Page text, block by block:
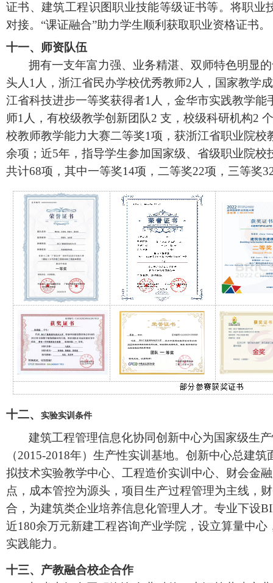
证书、建筑工程识图职业技能等级证书等。将职业
对接。 “课证融合”助力学生顺利获取职业资格证书。
十一、 师资队伍
拥有一支年富力强、业务精湛、双师特色明显
头人1人， 浙江省民办学校优秀教师2人， 国家教学
江省科技进步一等奖获得者1人，金华市实践教学能
师1人， 有校级教学创新团队2 支，校级科研机构2
校教师教学能力大赛二等奖1项， 获浙江省职业院校
余项；近5年，指导学生参加国家级、省级职业院校
共计68项，其中一等奖14项，二等奖22项，三等奖
十二、 实验实训条件
建筑工程管理信息化协同创新中心为国家级生
（2015-2018年）生产性实训基地。创新中心总建筑
拟技术实验教学中心、工程造价实训中心、财会金
点，成本管控为源头，项目生产过程管理为主线，
合，为建筑类企业培养信息化管理人才。 专业下设
近180余万元新建工程咨询产业学院，设立算量中心
实践能力 。
十三、 产教融合校企合作